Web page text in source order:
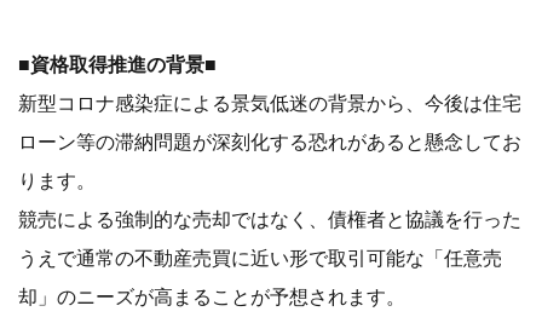
■資格取得推進の背景■
新型コロナ感染症による景気低迷の背景から、今後は住宅
ローン等の滞納問題が深刻化する恐れがあると懸念してお
ります。
競売による強制的な売却ではなく、債権者と協議を行った
うえで通常の不動産売買に近い形で取引可能な「任意売
却」のニーズが高まることが予想されます。